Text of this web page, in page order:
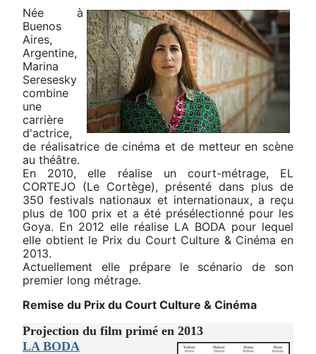
Née à
Buenos
Aires,
Argentine,
Marina
Seresesky
combine
une
carrière
d'actrice,
de réalisatrice de cinéma et de metteur en scène
au théâtre.
En 2010, elle réalise un court-métrage, EL
CORTEJO (Le Cortège), présenté dans plus de
350 festivals nationaux et internationaux, a reçu
plus de 100 prix et a été présélectionné pour les
Goya. En 2012 elle réalise LA BODA pour lequel
elle obtient le Prix du Court Culture & Cinéma en
2013.
Actuellement elle prépare le scénario de son
premier long métrage.
Remise du Prix du Court Culture & Cinéma
Projection du film primé en 2013
LA BODA